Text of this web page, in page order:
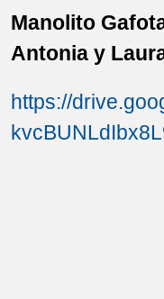
Manolito
Antonia y
https://